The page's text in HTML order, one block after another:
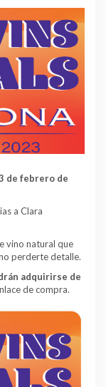
de febrero de
a Clara
vino natural que
perderte detalle.
adquirirse de
de compra.